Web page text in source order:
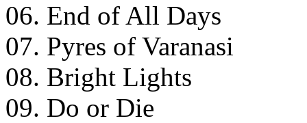
06. End of All Days
07. Pyres of Varanasi
08. Bright Lights
09. Do or Die